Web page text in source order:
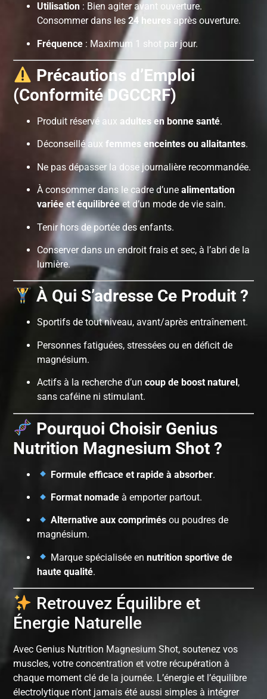
Utilisation : Bien agiter avant ouverture.
Consommer dans les24 heures après ouverture.
Fréquence : Maximum 1 shot par jour.
Précautions d’Emploi
(Conformité DGCCRF)
Produit réservé aux adultes en bonne santé.
Déconseillé auxfemmes enceintes ou allaitantes.
Ne pas dépasser la dose journalière recommandée.
À consommer dans le cadre d’unealimentation
variée et équilibréeet d’un mode de vie sain.
Tenir hors de portée des enfants.
Conserver dans un endroit frais et sec, à l’abri de la
lumière.
À Qui S’adresse Ce Produit ?
Sportifs de tout niveau, avant/après entraînement.
Personnes fatiguées, stressées ou en déficit de
magnésium.
Actifs à la recherche d’uncoup de boost naturel ,
sans caféine ni stimulant.
Pourquoi Choisir Genius
Nutrition Magnesium Shot ?
Formule efficace et rapide à absorber.
Format nomadeà emporter partout.
Alternative aux comprimésou poudres de
magnésium.
Marque spécialisée en nutrition sportive de
haute qualité.
Retrouvez Équilibre et
Énergie Naturelle
Avec Genius Nutrition Magnesium Shot, soutenez vos
muscles, votre concentration et votre récupération à
chaque moment clé de la journée. L’énergie et l’équilibre
électrolytique n’ont jamais été aussi simples à intégrer